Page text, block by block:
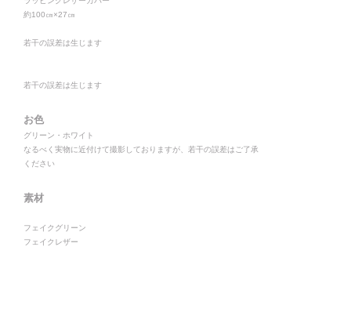
約100㎝×27㎝
若干の誤差は生じます
若干の誤差は生じます
お色
グリーン・ホワイト
なるべく実物に近付けて撮影しておりますが、若干の誤差はご了承
ください
素材
フェイクグリーン
フェイクレザー